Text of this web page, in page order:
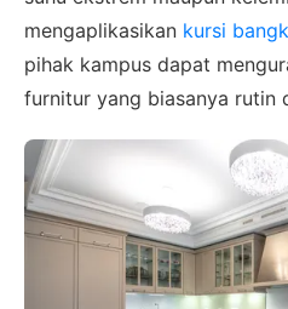
mengaplikasikan kursi
pihak kampus dapat
furnitur yang biasanya rutin